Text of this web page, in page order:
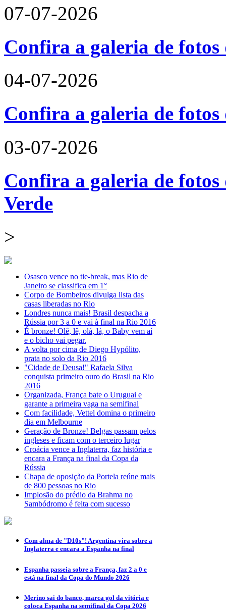
07-07-2026
Confira a galeria de
04-07-2026
Confira a galeria de
03-07-2026
Confira a galeria de
Verde
>
Osasco vence no tie-break, mas Rio de
Janeiro se classifica em 1°
Corpo de Bombeiros divulga lista das
casas liberadas no Rio
Londres nunca mais! Brasil despacha a
Rússia por 3 a 0 e vai à final na Rio 2016
É bronze! Olê, lê, olá, lá, o Baby vem aí
e o bicho vai pegar.
A volta por cima de Diego Hypólito,
prata no solo da Rio 2016
"Cidade de Deusa!" Rafaela Silva
conquista primeiro ouro do Brasil na Rio
2016
Organizada, França bate o Uruguai e
garante a primeira vaga na semifinal
Com facilidade, Vettel domina o primeiro
dia em Melbourne
Geração de Bronze! Belgas passam pelos
ingleses e ficam com o terceiro lugar
Croácia vence a Inglaterra, faz história e
encara a França na final da Copa da
Rússia
Chapa de oposição da Portela reúne mais
de 800 pessoas no Rio
Implosão do prédio da Brahma no
Sambódromo é feita com sucesso
Com alma de "D10s"! Argentina vira sobre a
Inglaterra e encara a Espanha na final
Espanha passeia sobre a França, faz 2 a 0 e
está na final da Copa do Mundo 2026
Merino sai do banco, marca gol da vitória e
coloca Espanha na semifinal da Copa 2026